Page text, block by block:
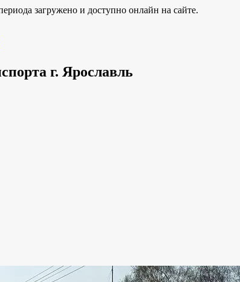
загружено и доступно онлайн на сайте.
г. Ярославль